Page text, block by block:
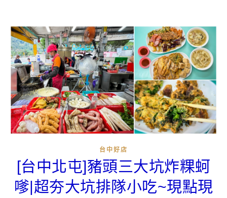
台中好店
[台中北屯]豬頭三大坑炸粿蚵
嗲|超夯大坑排隊小吃~現點現